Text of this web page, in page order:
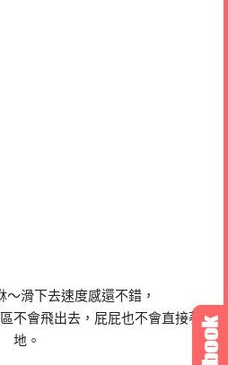
～滑下去速度感還不錯，
不會飛出去，屁屁也不會直接著
地。